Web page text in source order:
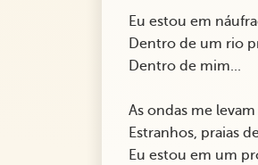
Eu estou em
Dentro de um rio
Dentro de mim...
As ondas me
Estranhos, praias
Eu estou em um